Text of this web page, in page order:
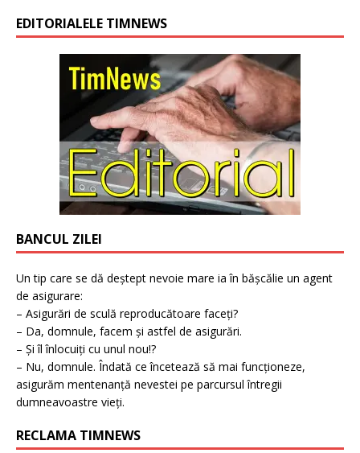
EDITORIALELE TIMNEWS
BANCUL ZILEI
Un tip care se dă deștept nevoie mare ia în bășcălie un agent
de asigurare:
– Asigurări de sculă reproducătoare faceți?
– Da, domnule, facem și astfel de asigurări.
– Și îl înlocuiți cu unul nou!?
– Nu, domnule. Îndată ce încetează să mai funcționeze,
asigurăm mentenanță nevestei pe parcursul întregii
dumneavoastre vieți.
RECLAMA TIMNEWS